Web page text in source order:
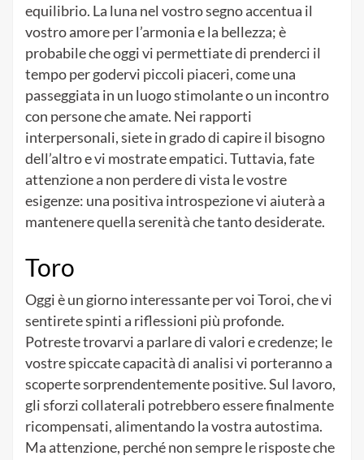
equilibrio. La luna nel vostro segno accentua il
vostro amore per l’armonia e la bellezza; è
probabile che oggi vi permettiate di prenderci il
tempo per godervi piccoli piaceri, come una
passeggiata in un luogo stimolante o un incontro
con persone che amate. Nei rapporti
interpersonali, siete in grado di capire il bisogno
dell’altro e vi mostrate empatici. Tuttavia, fate
attenzione a non perdere di vista le vostre
esigenze: una positiva introspezione vi aiuterà a
mantenere quella serenità che tanto desiderate.
Toro
Oggi è un giorno interessante per voi Toroi, che vi
sentirete spinti a riflessioni più profonde.
Potreste trovarvi a parlare di valori e credenze; le
vostre spiccate capacità di analisi vi porteranno a
scoperte sorprendentemente positive. Sul lavoro,
gli sforzi collaterali potrebbero essere finalmente
ricompensati, alimentando la vostra autostima.
Ma attenzione, perché non sempre le risposte che